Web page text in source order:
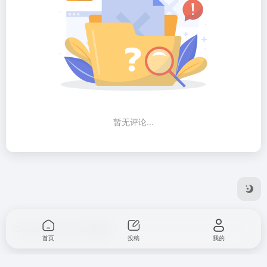
暂无评论...
Copyright © 2026
首页 投稿 我的